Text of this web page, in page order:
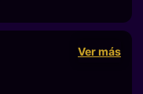
Ver más